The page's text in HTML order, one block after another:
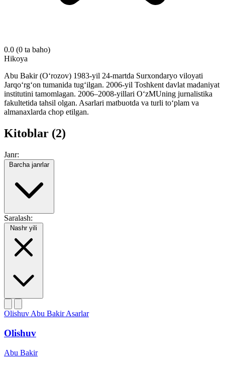
0.0 (0 ta baho)
Hikoya
Abu Bakir (O‘rozov) 1983-yil 24-martda Surxondaryo viloyati
Jarqo‘rg‘on tumanida tug‘ilgan. 2006-yil Toshkent davlat madaniyat
institutini tamomlagan. 2006–2008-yillari O‘zMUning jurnalistika
fakultetida tahsil olgan. Asarlari matbuotda va turli to‘plam va
almanaxlarda chop etilgan.
Kitoblar (2)
Janr:
Barcha janrlar
Saralash:
Nashr yili
Olishuv Abu Bakir Asarlar
Olishuv
Abu Bakir